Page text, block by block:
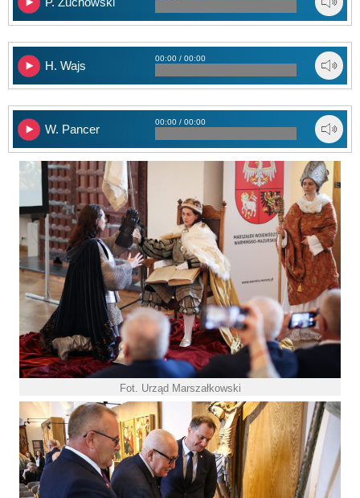
H. Wajs
00:00 / 00:00
W. Pancer
00:00 / 00:00
Fot. Urząd Marszałkowski